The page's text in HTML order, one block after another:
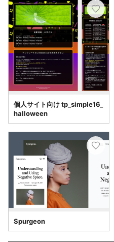
個人サイト向け tp_simple16_
halloween
Spurgeon